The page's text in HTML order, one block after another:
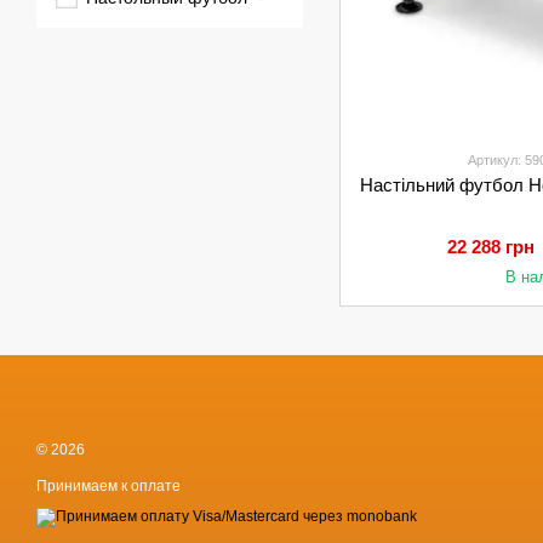
Артикул:
Настільний футбол
22 288 грн
В
© 2026
Принимаем к оплате